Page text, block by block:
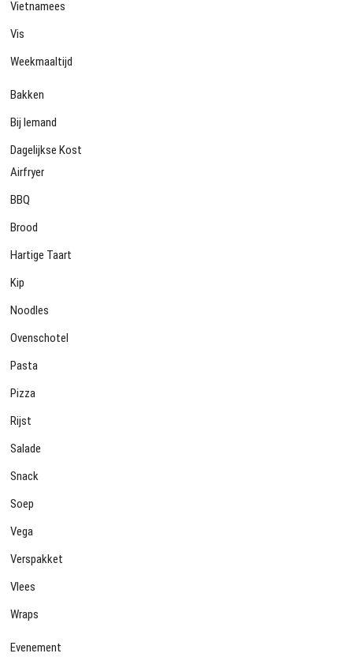
Vietnamees
Vis
Weekmaaltijd
Bakken
Bij Iemand
Dagelijkse Kost
Airfryer
BBQ
Brood
Hartige Taart
Kip
Noodles
Ovenschotel
Pasta
Pizza
Rijst
Salade
Snack
Soep
Vega
Verspakket
Vlees
Wraps
Evenement